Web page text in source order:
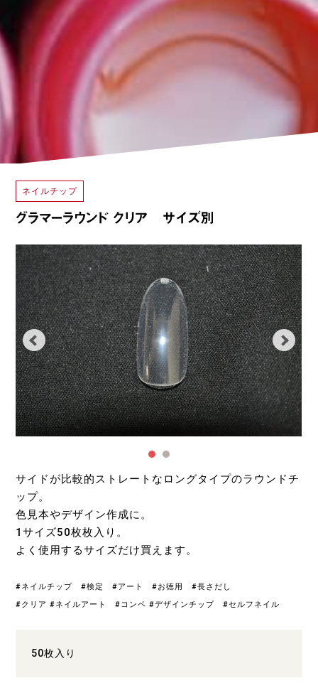
ネイルチップ
グラマーラウンド クリア サイズ別
サイドが比較的ストレートなロングタイプのラウンドチ
ップ。
色見本やデザイン作成に。
1サイズ50枚枚入り。
よく使用するサイズだけ買えます。
#ネイルチップ #検定 #アート #お徳用 #長さだし
#クリア #ネイルアート #コンペ #デザインチップ #セルフネイル
50枚入り